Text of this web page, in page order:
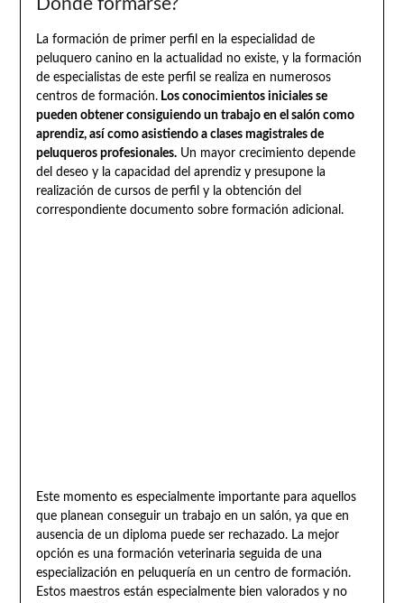
Dónde formarse?
La formación de primer perfil en la especialidad de
peluquero canino en la actualidad no existe, y la formación
de especialistas de este perfil se realiza en numerosos
centros de formación.Los conocimientos iniciales se
pueden obtener consiguiendo un trabajo en el salón como
aprendiz, así como asistiendo a clases magistrales de
peluqueros profesionales.Un mayor crecimiento depende
del deseo y la capacidad del aprendiz y presupone la
realización de cursos de perfil y la obtención del
correspondiente documento sobre formación adicional.
Este momento es especialmente importante para aquellos
que planean conseguir un trabajo en un salón, ya que en
ausencia de un diploma puede ser rechazado. La mejor
opción es una formación veterinaria seguida de una
especialización en peluquería en un centro de formación.
Estos maestros están especialmente bien valorados y no